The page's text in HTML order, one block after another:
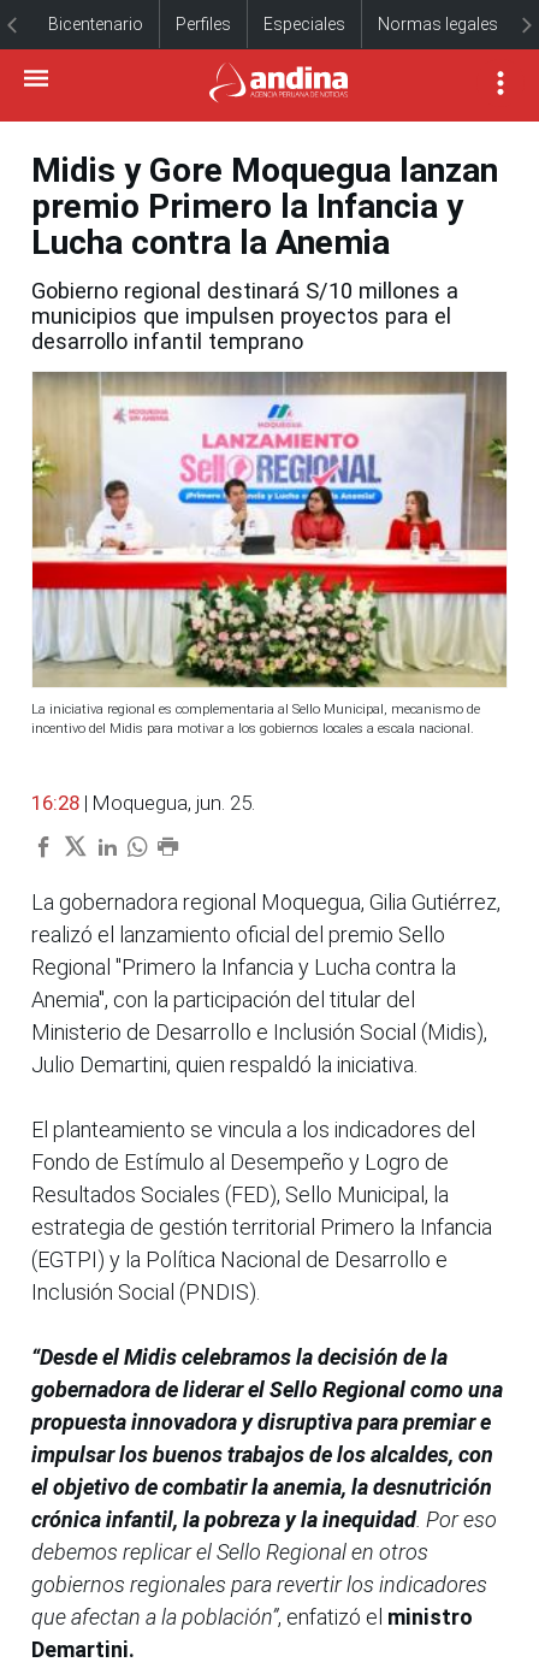
Bicentenario Perfiles Especiales Normas legales
Midis y Gore Moquegua lanzan
premio Primero la Infancia y
Lucha contra la Anemia
Gobierno regional destinará S/10 millones a
municipios que impulsen proyectos para el
desarrollo infantil temprano
La iniciativa regional es complementaria al Sello Municipal, mecanismo de
incentivo del Midis para motivar a los gobiernos locales a escala nacional.
16:28 | Moquegua, jun. 25.
La gobernadora regional Moquegua, Gilia Gutiérrez,
realizó el lanzamiento oficial del premio Sello
Regional "Primero la Infancia y Lucha contra la
Anemia", con la participación del titular del
Ministerio de Desarrollo e Inclusión Social (Midis),
Julio Demartini, quien respaldó la iniciativa.
El planteamiento se vincula a los indicadores del
Fondo de Estímulo al Desempeño y Logro de
Resultados Sociales (FED), Sello Municipal, la
estrategia de gestión territorial Primero la Infancia
(EGTPI) y la Política Nacional de Desarrollo e
Inclusión Social (PNDIS).
“Desde el Midis celebramos la decisión de la
gobernadora de liderar el Sello Regional como una
propuesta innovadora y disruptiva para premiar e
impulsar los buenos trabajos de los alcaldes, con
el objetivo de combatir la anemia, la desnutrición
crónica infantil, la pobreza y la inequidad. Por eso
debemos replicar el Sello Regional en otros
gobiernos regionales para revertir los indicadores
que afectan a la población”, enfatizó el ministro
Demartini.